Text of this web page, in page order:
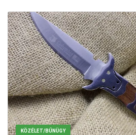
KÖZÉLET/BŰNÜGY